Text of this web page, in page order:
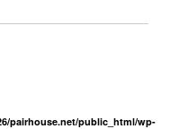
pairhouse.net/public_html/wp-